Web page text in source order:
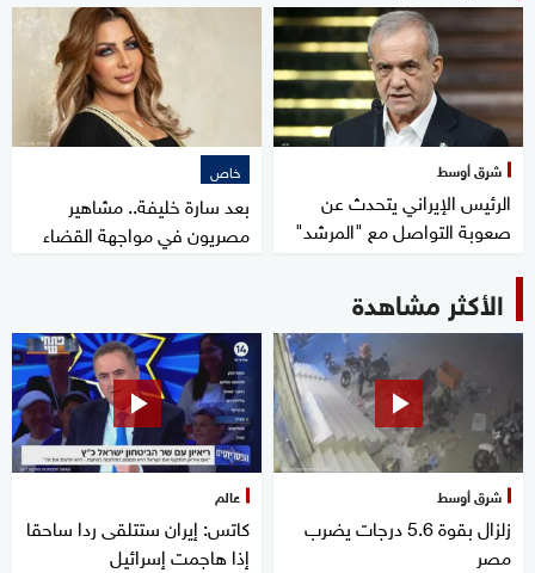
شرق أوسط
الرئيس الإيراني يتحدث عن
صعوبة التواصل مع "المرشد"
خاص
بعد سارة خليفة.. مشاهير
مصريون في مواجهة القضاء
الأكثر مشاهدة
شرق أوسط
زلزال بقوة 5.6 درجات يضرب
مصر
عالم
كاتس: إيران ستتلقى ردا ساحقا
إذا هاجمت إسرائيل